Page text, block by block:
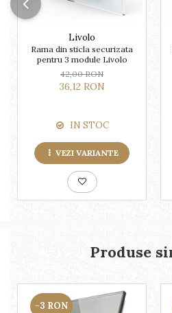
Livolo
Rama din sticla securizata
pentru 3 module Livolo
42,00 RON
36,12 RON
IN STOC
VEZI VARIANTE
Produse
-3 RON